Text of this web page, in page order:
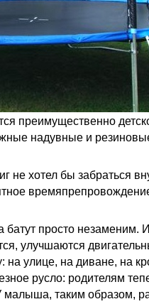
преимущественно
надувные и
не хотел бы забраться
батут просто незаменим.
улучшаются
на улице, на диване, на
русло: родителям
малыша, таким образом,